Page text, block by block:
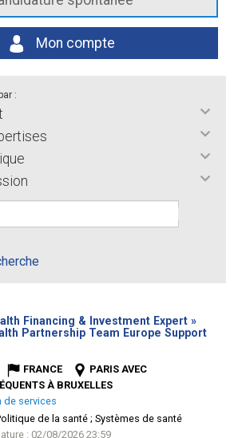
Mon compte
:
Financing & Investment Expert »
Partnership Team Europe Support
FRANCE
PARIS AVEC
À BRUXELLES
de services
de la santé ; Systèmes de santé
: 02/08/2026 23:59